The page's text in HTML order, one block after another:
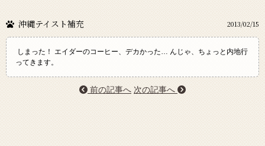
沖縄テイスト補充 2013/02/15
しまった！ エイダーのコーヒー、デカかった… んじゃ、ちょっと内地行
ってきます。
前の記事へ 次の記事へ